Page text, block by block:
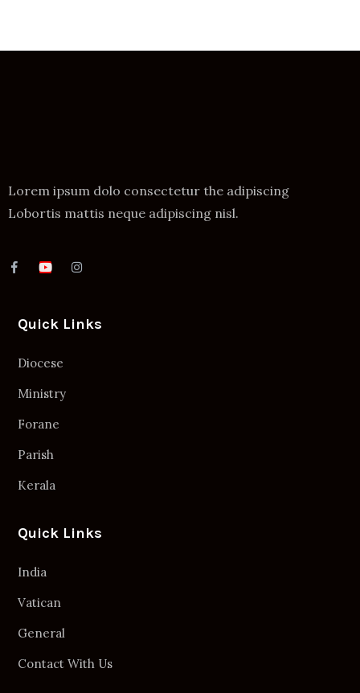
Lorem ipsum dolo consectetur the adipiscing
Lobortis mattis neque adipiscing nisl.
Quick Links
Diocese
Ministry
Forane
Parish
Kerala
Quick Links
India
Vatican
General
Contact With Us